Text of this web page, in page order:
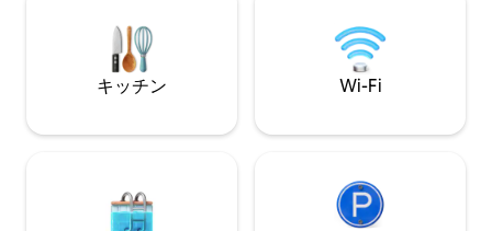
essence, creating a seamless fusion of
luxury and nature's splendor
しみください。 夢のような休暇は、ラグ
ジュアリーと自然
まります。
キッチン Wi-Fi